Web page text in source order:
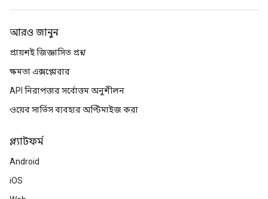
আরও জানুন
প্রায়শই জিজ্ঞাসিত প্রশ্ন
ক্ষমতা এক্সপ্লোরার
API নিরাপত্তার সর্বোত্তম অনুশীলন
ওয়েব সার্ভিস ব্যবহার অপ্টিমাইজ করা
প্ল্যাটফর্ম
Android
iOS